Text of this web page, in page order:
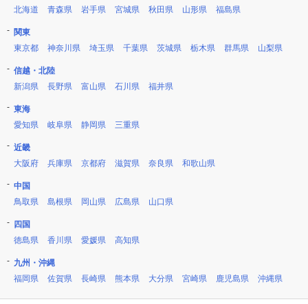
北海道
青森県 岩手県 宮城県 秋田県 山形県 福島県
関東
東京都
神奈川県 埼玉県 千葉県 茨城県 栃木県 群馬県 山梨県
信越・北陸
新潟県
長野県 富山県 石川県 福井県
東海
愛知県
岐阜県 静岡県 三重県
近畿
大阪府
兵庫県 京都府 滋賀県 奈良県 和歌山県
中国
鳥取県
島根県 岡山県 広島県 山口県
四国
徳島県
香川県 愛媛県 高知県
九州・沖縄
福岡県
佐賀県 長崎県 熊本県 大分県 宮崎県 鹿児島県 沖縄県